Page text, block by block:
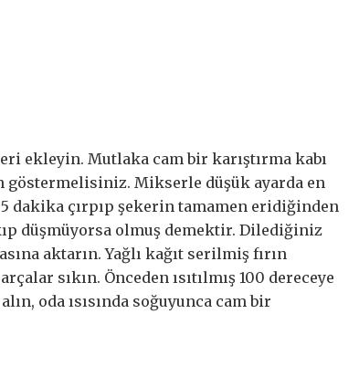
ekleyin. Mutlaka cam bir karıştırma kabı
Mikserle düşük ayarda en
dakika çırpıp şekerin tamamen eridiğinden
düşmüyorsa olmuş demektir. Dilediğiniz
aktarın. Yağlı kağıt serilmiş fırın
sıkın. Önceden ısıtılmış 100 dereceye
oda ısısında soğuyunca cam bir